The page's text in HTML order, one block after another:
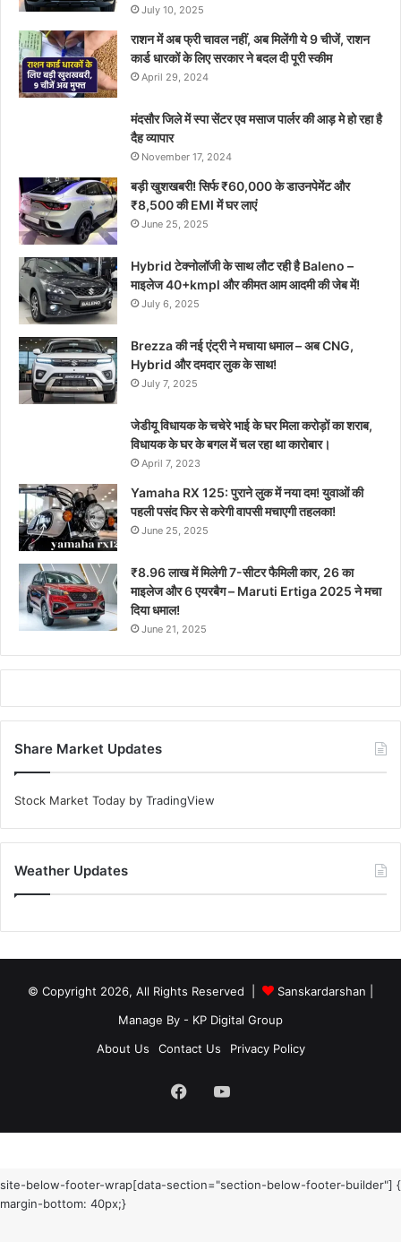
July 10, 2025
राशन में अब फ्री चावल नहीं, अब मिलेंगी ये 9 चीजें, राशन
कार्ड धारकों के लिए सरकार ने बदल दी पूरी स्कीम
April 29, 2024
मंदसौर जिले में स्पा सेंटर एव मसाज पार्लर की आड़ मे हो रहा है
दैह व्यापार
November 17, 2024
बड़ी खुशखबरी! सिर्फ ₹60,000 के डाउनपेमेंट और
₹8,500 की EMI में घर लाएं
June 25, 2025
Hybrid टेक्नोलॉजी के साथ लौट रही है Baleno –
माइलेज 40+kmpl और कीमत आम आदमी की जेब में!
July 6, 2025
Brezza की नई एंट्री ने मचाया धमाल – अब CNG,
Hybrid और दमदार लुक के साथ!
July 7, 2025
जेडीयू विधायक के चचेरे भाई के घर मिला करोड़ों का शराब,
विधायक के घर के बगल में चल रहा था कारोबार।
April 7, 2023
Yamaha RX 125: पुराने लुक में नया दम! युवाओं की
पहली पसंद फिर से करेगी वापसी मचाएगी तहलका!
June 25, 2025
₹8.96 लाख में मिलेगी 7-सीटर फैमिली कार, 26 का
माइलेज और 6 एयरबैग – Maruti Ertiga 2025 ने मचा
दिया धमाल!
June 21, 2025
Share Market Updates
Stock Market Today by TradingView
Weather Updates
© Copyright 2026, All Rights Reserved | Sanskardarshan
Manage By - KP Digital Group
About Us
Contact Us Privacy Policy
FacebookYouTube
site-below-footer-wrap[data-section="section-below-footer-builder"] {
margin-bottom: 40px;}